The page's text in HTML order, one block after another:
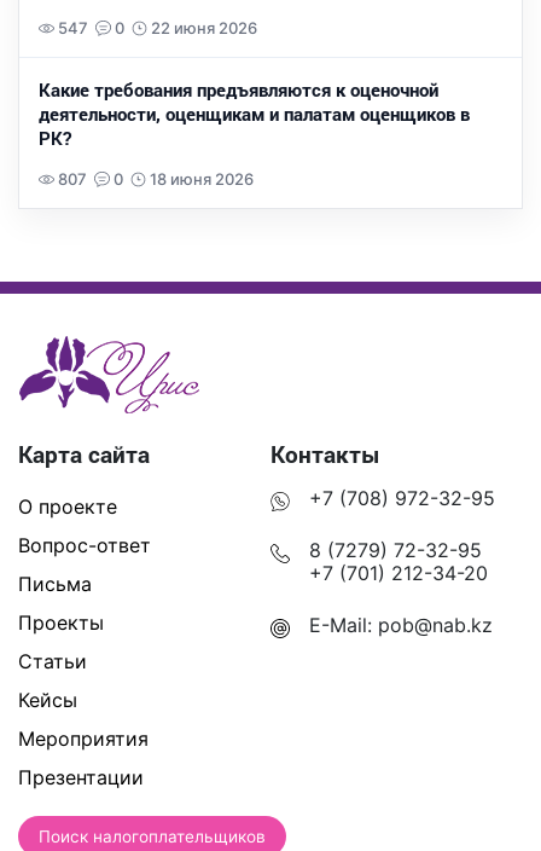
547 0 22 июня 2026
Какие требования предъявляются к оценочной
деятельности, оценщикам и палатам оценщиков в
РК?
807 0 18 июня 2026
Карта сайта
О проекте
Вопрос-ответ
Письма
Проекты
Статьи
Кейсы
Мероприятия
Презентации
Контакты
+7 (708) 972-32-95
8 (7279) 72-32-95
+7 (701) 212-34-20
E-Mail: pob@nab.kz
Поиск налогоплательщиков